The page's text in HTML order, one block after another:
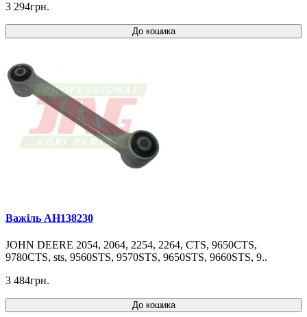
3 294грн.
До кошика
Важіль AH138230
JOHN DEERE 2054, 2064, 2254, 2264, CTS, 9650CTS,
9780CTS, sts, 9560STS, 9570STS, 9650STS, 9660STS, 9..
3 484грн.
До кошика